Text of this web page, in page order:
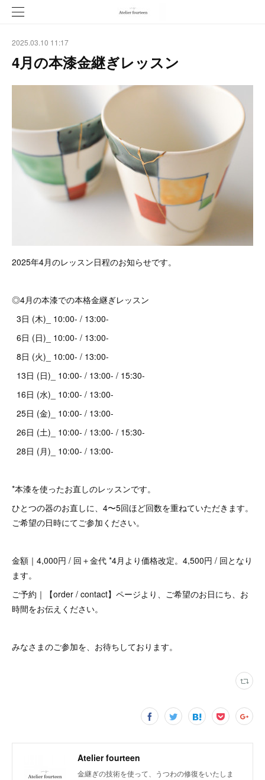
2025.03.10 11:17
4月の本漆金継ぎレッスン
2025年4月のレッスン日程のお知らせです。
◎4月の本漆での本格金継ぎレッスン
3日 (木)_ 10:00- / 13:00-
6日 (日)_ 10:00- / 13:00-
8日 (火)_ 10:00- / 13:00-
13日 (日)_ 10:00- / 13:00- / 15:30-
16日 (水)_ 10:00- / 13:00-
25日 (金)_ 10:00- / 13:00-
26日 (土)_ 10:00- / 13:00- / 15:30-
28日 (月)_ 10:00- / 13:00-
*本漆を使ったお直しのレッスンです。
ひとつの器のお直しに、4〜5回ほど回数を重ねていただきます。
ご希望の日時にてご参加ください。
金額｜4,000円 / 回＋金代 *4月より価格改定。4,500円 / 回となり
ます。
ご予約｜【order / contact】ページより、ご希望のお日にち、お
時間をお伝えください。
みなさまのご参加を、お待ちしております。
Atelier fourteen
金継ぎの技術を使って、うつわの修復をいたしま